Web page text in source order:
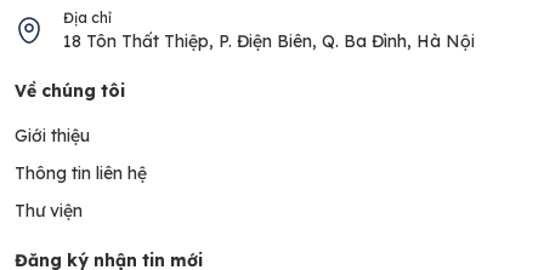
Địa chỉ
18 Tôn Thất Thiệp, P. Điện Biên, Q. Ba Đình, Hà Nội
Về chúng tôi
Giới thiệu
Thông tin liên hệ
Thư viện
Đăng ký nhận tin mới